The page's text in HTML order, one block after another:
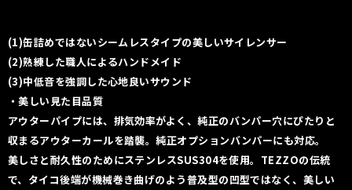
(1)缶詰めではないシームレスタイプの美しいサイレンサー
(2)熟練した職人によるハンドメイド
(3)中低音を強調した心地良いサウンド
・美しい見た目品質
アウターパイプには、排気効率がよく、純正のバンパー穴にぴたりと
収まるアウターカールを踏襲。純正オプションバンパーにも対応。
美しさと耐久性のためにステンレスSUS304を使用。TEZZOの伝統
で、タイコ後端が機械巻き曲げのよう普及型の凹型ではなく、美しい